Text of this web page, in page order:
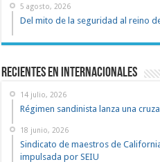
5 agosto, 2026
Del mito de la seguridad al reino
Recientes en Internacionales
14 julio, 2026
Régimen sandinista lanza una
18 junio, 2026
Sindicato de maestros de
impulsada por SEIU